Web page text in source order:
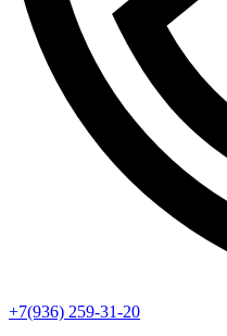
+7(936) 259-31-20